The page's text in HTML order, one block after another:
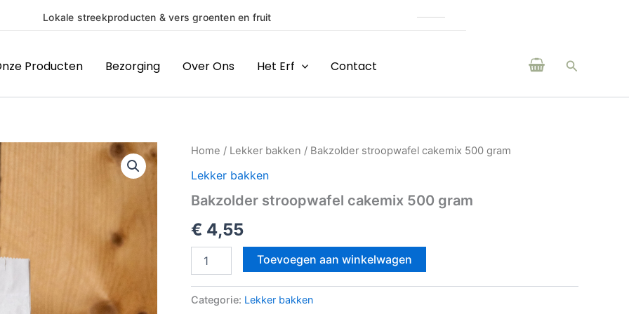
(H)eerlijke producten van boeren en makers uit de regio
Producten Bezorging Over Ons Het Erf Contact Zoeken
Home / Lekker bakken / Bakzolder stroopwafel cakemix 500 gram
Lekker bakken
Bakzolder stroopwafel cakemix 500 gram
€ 4,55
Bakzolder
cakemix
gram
Toevoegen aan winkelwagen
Categorie: Lekker bakken